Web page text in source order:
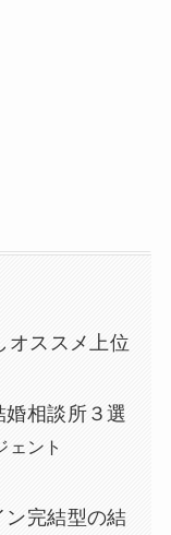
オススメ上位
相談所３選
ェント
ン完結型の結